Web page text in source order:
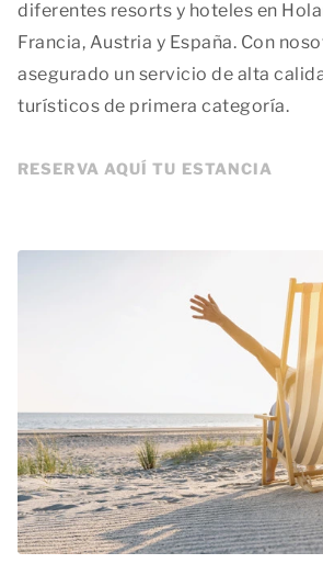
diferentes resorts y hoteles en
Francia, Austria y España. Con
asegurado un servicio de alta
turísticos de primera categoría.
RESERVA AQUÍ TU ESTANCIA